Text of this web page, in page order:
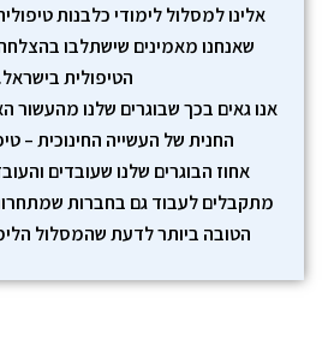
אלינו למסלול לימודי כלבנות
שאנחנו מאמינים שישתלבו
הטיפולית בישראל.
אנו גאים בכך שבוגרים שלנו מהעשור
החנית של העשייה החינוכית –
אחוז הבוגרים שלנו שעובדים
מתקבלים לעבוד גם בחברות
הטובה ביותר לדעת שהמסלול